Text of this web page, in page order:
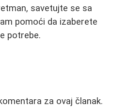
savetujte se sa
pomoći da izaberete
potrebe.
za ovaj članak.